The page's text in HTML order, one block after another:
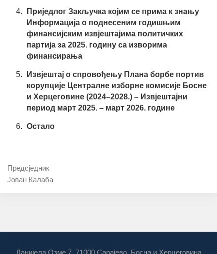
Приједлог Закључка којим се прима к знању
Информација о поднесеним годишњим
финансијским извјештајима политичких
партија за 2025. годину са изворима
финансирања
Извјештај о спровођењу Плана борбе портив
корупције Централне изборне комисије Босне
и Херцеговине (2024–2028.) – Извјештајни
период март 2025. – март 2026. године
Остало
Предсједник
Јован Калаба
Данијела Озме 7, 71000 Сарајево, Босна и Херцеговина